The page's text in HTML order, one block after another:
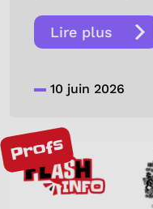
Lire plus
10 juin 2026
Profs